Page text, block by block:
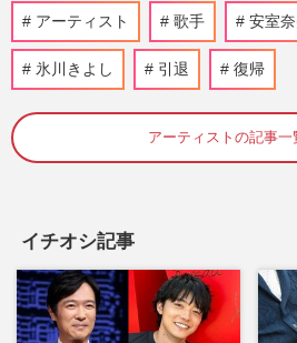
神田沙也加さんの
優・ホスト断念で
発表に”闇を感じる
週刊女性PRIME
【昭和芸能スキャ
子の「ただの左翼
ジュディ・オング
の裏で「ハリウッ
子どもがシーツで
アーティスト 歌手 安室
氷川きよし 引退 復帰
アーティストの記事一
イチオシ記事